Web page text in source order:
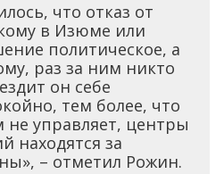
что отказ от
в Изюме или
политическое, а
раз за ним никто
он себе
тем более, что
не управляет, центры
находятся за
– отметил Рожин.